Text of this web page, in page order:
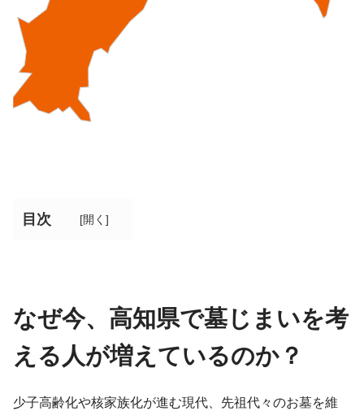
目次 [開く ]
なぜ今、高知県で墓じまいを考
える人が増えているのか？
少子高齢化や核家族化が進む現代、先祖代々のお墓を維